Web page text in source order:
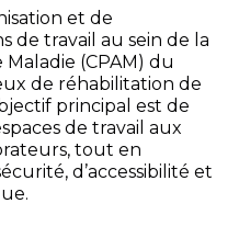
et de
de travail au sein de la
Maladie (CPAM) du
de réhabilitation de
principal est de
de travail aux
tout en
d’accessibilité et